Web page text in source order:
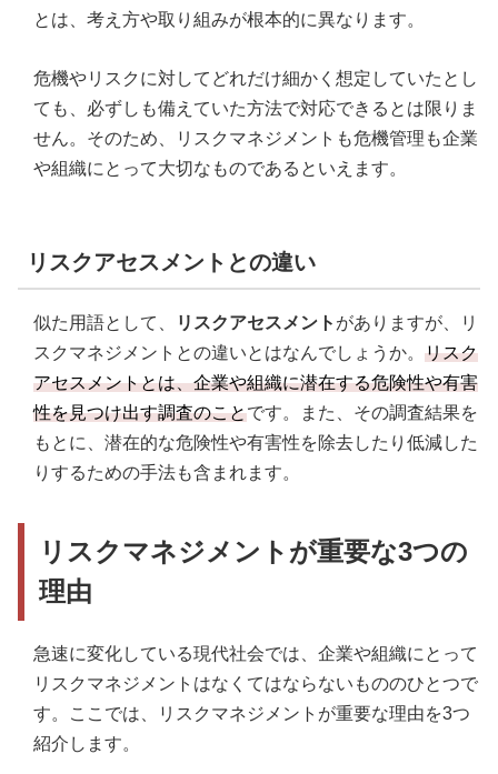
とは、考え方や取り組みが根本的に異なります。
危機やリスクに対してどれだけ細かく想定していたとし
ても、必ずしも備えていた方法で対応できるとは限りま
せん。そのため、リスクマネジメントも危機管理も企業
や組織にとって大切なものであるといえます。
リスクアセスメントとの違い
似た用語として、 リスクアセスメント がありますが、リ
スクマネジメントとの違いとはなんでしょうか。 リスク
アセスメントとは、企業や組織に潜在する危険性や有害
性を見つけ出す調査のことです。また、その調査結果を
もとに、潜在的な危険性や有害性を除去したり低減した
りするための手法も含まれます。
リスクマネジメントが重要な3つの
理由
急速に変化している現代社会では、企業や組織にとって
リスクマネジメントはなくてはならないもののひとつで
す。ここでは、リスクマネジメントが重要な理由を3つ
紹介します。